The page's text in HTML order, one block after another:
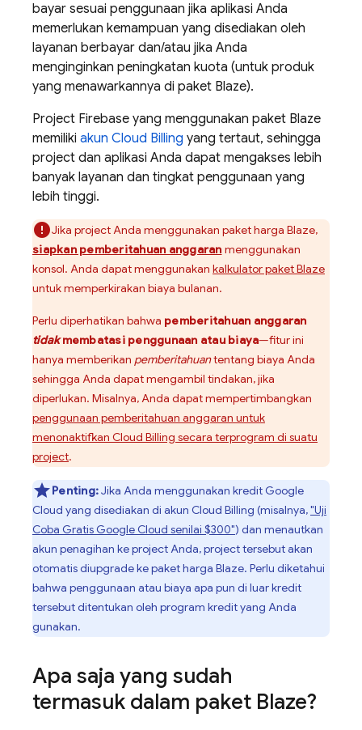
bayar sesuai penggunaan jika aplikasi Anda
memerlukan kemampuan yang disediakan oleh
layanan berbayar dan/atau jika Anda
menginginkan peningkatan kuota (untuk produk
yang menawarkannya di paket Blaze).
Project Firebase yang menggunakan paket Blaze
memiliki akun Cloud Billing yang tertaut, sehingga
project dan aplikasi Anda dapat mengakses lebih
banyak layanan dan tingkat penggunaan yang
lebih tinggi.
Jika project Anda menggunakan paket harga Blaze,
siapkan pemberitahuan anggaran menggunakan
konsol. Anda dapat menggunakan kalkulator paket Blaze
untuk memperkirakan biaya bulanan.
Perlu diperhatikan bahwa pemberitahuan anggaran
tidakmembatasi penggunaan atau biaya—fitur ini
hanya memberikan pemberitahuantentang biaya Anda
sehingga Anda dapat mengambil tindakan, jika
diperlukan. Misalnya, Anda dapat mempertimbangkan
penggunaan pemberitahuan anggaran untuk
menonaktifkan Cloud Billing secara terprogram di suatu
project.
Penting:Jika Anda menggunakan kredit Google
Cloud yang disediakan di akun Cloud Billing (misalnya,"Uji
Coba Gratis Google Cloud senilai $300") dan menautkan
akun penagihan ke project Anda, project tersebut akan
otomatis diupgrade ke paket harga Blaze. Perlu diketahui
bahwa penggunaan atau biaya apa pun di luar kredit
tersebut ditentukan oleh program kredit yang Anda
gunakan.
Apa saja yang sudah
termasuk dalam paket Blaze?